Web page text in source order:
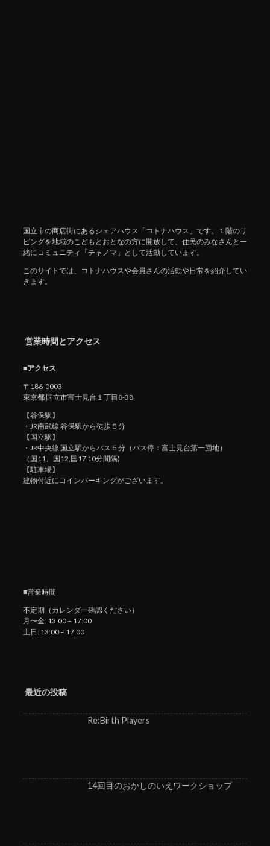
国立市の商店街にあるシェアハウス「コトナハウス」です。１階のリ
ビングを地域のこどもとおとなの方に開放して、住民のみなさんと一
緒にコミュニティ「チャノマ」として活動しています。
このサイトでは、コトナハウスや会員さんの活動や日常を紹介してい
きます。
営業時間とアクセス
■アクセス
〒186-0003
東京都 国立市富士見台１丁目8-38
【谷保駅】
・JR南武線 谷保駅から徒歩５分
【国立駅】
・JR中央線 国立駅からバス５分（バス停：富士見台第一団地）
（国11、国12,国17 10分間隔)
【駐車場】
建物付近にコインパーキングがございます。
■営業時間
不定期（カレンダー確認ください）
月〜金: 13:00 – 17:00
土日: 13:00 – 17:00
最近の投稿
Re:Birth Players
14回目のおかしのいえワークショップ